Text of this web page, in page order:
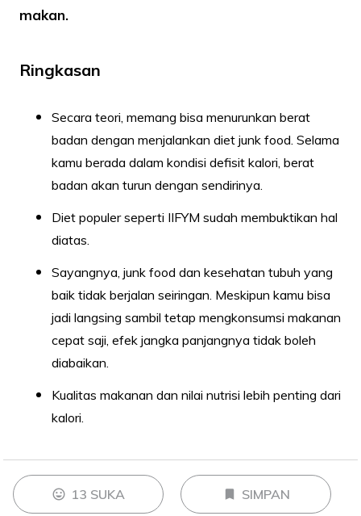
makan.
Ringkasan
Secara teori, memang bisa menurunkan berat
badan dengan menjalankan diet junk food. Selama
kamu berada dalam kondisi defisit kalori, berat
badan akan turun dengan sendirinya.
Diet populer seperti IIFYM sudah membuktikan hal
diatas.
Sayangnya, junk food dan kesehatan tubuh yang
baik tidak berjalan seiringan. Meskipun kamu bisa
jadi langsing sambil tetap mengkonsumsi makanan
cepat saji, efek jangka panjangnya tidak boleh
diabaikan.
Kualitas makanan dan nilai nutrisi lebih penting dari
kalori.
mood 13 SUKA bookmark SIMPAN